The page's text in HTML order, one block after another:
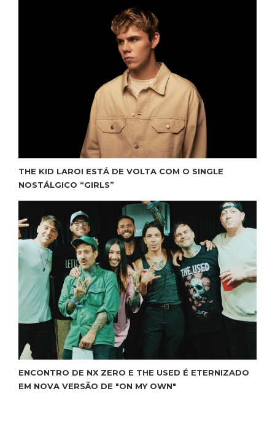
THE KID LAROI ESTÁ DE VOLTA COM O SINGLE
NOSTÁLGICO “GIRLS”
ENCONTRO DE NX ZERO E THE USED É ETERNIZADO
EM NOVA VERSÃO DE "ON MY OWN"